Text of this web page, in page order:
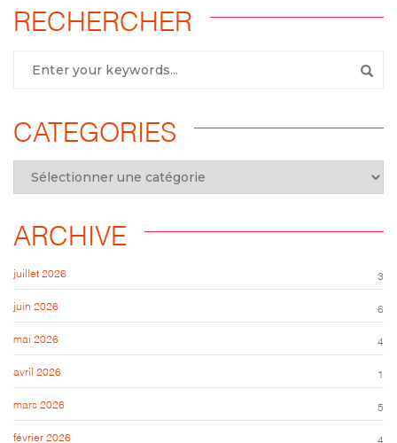
RECHERCHER
CATEGORIES
ARCHIVE
juillet 2026 3
juin 2026 6
mai 2026 4
avril 2026 1
mars 2026 5
février 2026 4